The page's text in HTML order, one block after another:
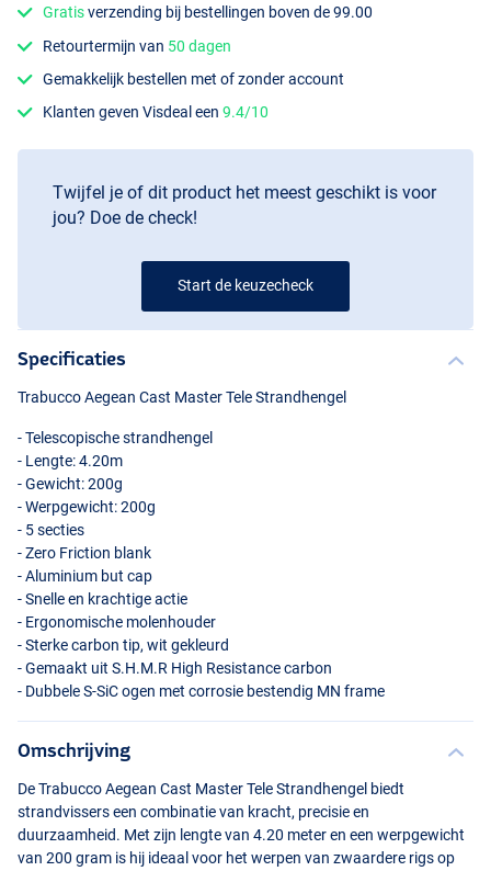
Gratisverzending bij bestellingen boven de 99.00
Retourtermijn van 50 dagen
Gemakkelijk bestellen met of zonder account
Klanten geven Visdeal een9.4/10
Twijfel je of dit product het meest geschikt is voor
jou? Doe de check!
Start de keuzecheck
Specificaties
Trabucco Aegean Cast Master Tele Strandhengel
- Telescopische strandhengel
- Lengte: 4.20m
- Gewicht: 200g
- Werpgewicht: 200g
- 5 secties
- Zero Friction blank
- Aluminium but cap
- Snelle en krachtige actie
- Ergonomische molenhouder
- Sterke carbon tip, wit gekleurd
- Gemaakt uit S.H.M.R High Resistance carbon
- Dubbele S-SiC ogen met corrosie bestendig MN frame
Omschrijving
De Trabucco Aegean Cast Master Tele Strandhengel biedt
strandvissers een combinatie van kracht, precisie en
duurzaamheid. Met zijn lengte van 4.20 meter en een werpgewicht
van 200 gram is hij ideaal voor het werpen van zwaardere rigs op